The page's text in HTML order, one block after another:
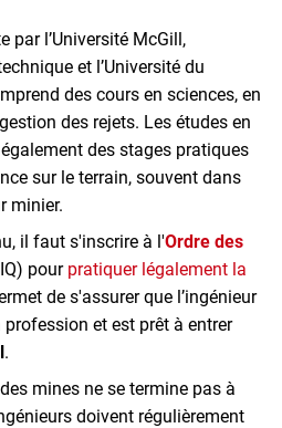
par l’Université McGill,
et l’Université du
des cours en sciences, en
des rejets. Les études en
des stages pratiques
sur le terrain, souvent dans
minier.
il faut s'inscrire à l'Ordre des
pour pratiquer légalement la
de s'assurer que l’ingénieur
et est prêt à entrer
.
mines ne se termine pas à
doivent régulièrement